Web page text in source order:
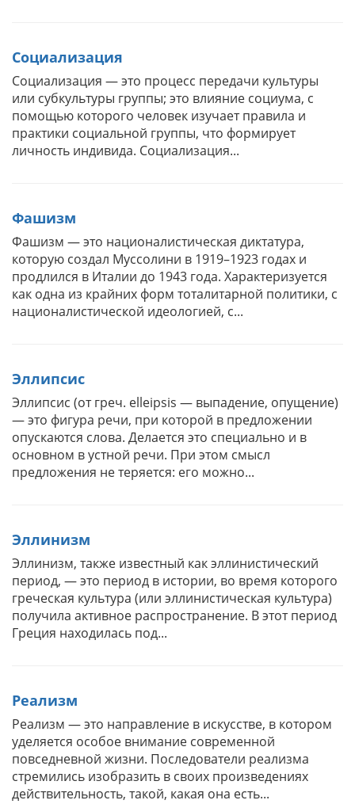
Социализация
Социализация — это процесс передачи культуры
или субкультуры группы; это влияние социума, с
помощью которого человек изучает правила и
практики социальной группы, что формирует
личность индивида. Социализация...
Фашизм
Фашизм — это националистическая диктатура,
которую создал Муссолини в 1919–1923 годах и
продлился в Италии до 1943 года. Характеризуется
как одна из крайних форм тоталитарной политики, с
националистической идеологией, с...
Эллипсис
Эллипсис (от греч. elleipsis — вы­па­де­ние, опу­ще­ние)
— это фигура речи, при которой в предложении
опускаются слова. Делается это специально и в
основном в устной речи. При этом смысл
предложения не теряется: его можно...
Эллинизм
Эллинизм, также известный как эллинистический
период, — это период в истории, во время которого
греческая культура (или эллинистическая культура)
получила активное распространение. В этот период
Греция находилась под...
Реализм
Реализм — это направление в искусстве, в котором
уделяется особое внимание современной
повседневной жизни. Последователи реализма
стремились изобразить в своих произведениях
действительность, такой, какая она есть...